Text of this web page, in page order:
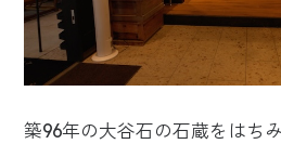
築96年の大谷石の石蔵をはち